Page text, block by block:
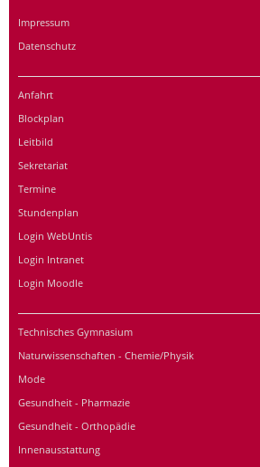
Impressum
Datenschutz
Anfahrt
Blockplan
Leitbild
Sekretariat
Termine
Stundenplan
Login WebUntis
Login Intranet
Login Moodle
Technisches Gymnasium
Naturwissenschaften - Chemie/Physik
Mode
Gesundheit - Pharmazie
Gesundheit - Orthopädie
Innenausstattung